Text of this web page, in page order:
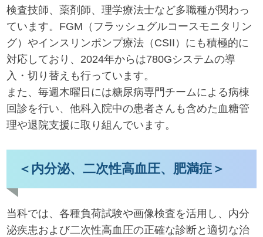
検査技師、薬剤師、理学療法士など多職種が関わっ
ています。FGM（フラッシュグルコースモニタリン
グ）やインスリンポンプ療法（CSII）にも積極的に
対応しており、2024年からは780Gシステムの導
入・切り替えも行っています。
また、毎週木曜日には糖尿病専門チームによる病棟
回診を行い、他科入院中の患者さんも含めた血糖管
理や退院支援に取り組んでいます。
＜内分泌、二次性高血圧、肥満症＞
当科では、各種負荷試験や画像検査を活用し、内分
泌疾患および二次性高血圧の正確な診断と適切な治